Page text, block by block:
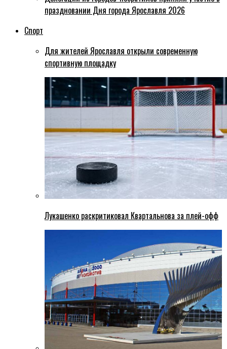
праздновании Дня города Ярославля 2026
Спорт
Для жителей Ярославля открыли современную
спортивную площадку
Лукашенко раскритиковал Квартальнова за плей-офф